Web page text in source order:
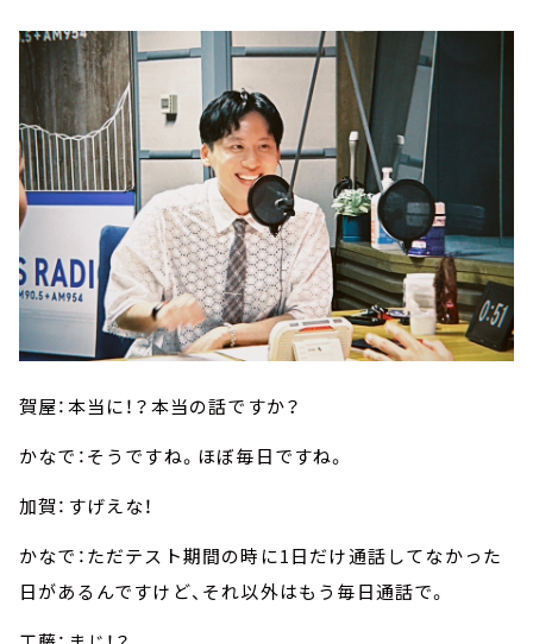
賀屋：本当に！？本当の話ですか？
かなで：そうですね。ほぼ毎日ですね。
加賀：すげえな！
かなで：ただテスト期間の時に1日だけ通話してなかった
日があるんですけど、それ以外はもう毎日通話で。